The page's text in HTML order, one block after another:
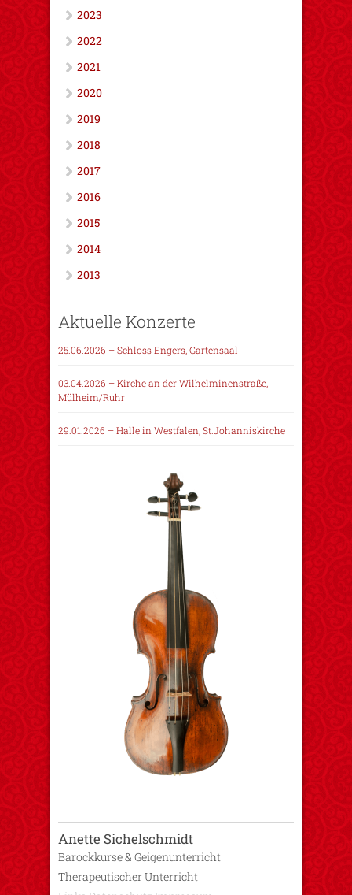
2023
2022
2021
2020
2019
2018
2017
2016
2015
2014
2013
Aktuelle Konzerte
25.06.2026 – Schloss Engers, Gartensaal
03.04.2026 – Kirche an der Wilhelminenstraße,
Mülheim/Ruhr
29.01.2026 – Halle in Westfalen, St.Johanniskirche
Anette Sichelschmidt
Barockkurse & Geigenunterricht
Therapeutischer Unterricht